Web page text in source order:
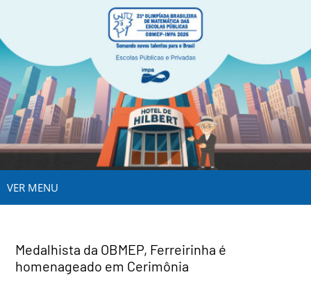
VER MENU
Medalhista da OBMEP, Ferreirinha é
homenageado em Cerimônia